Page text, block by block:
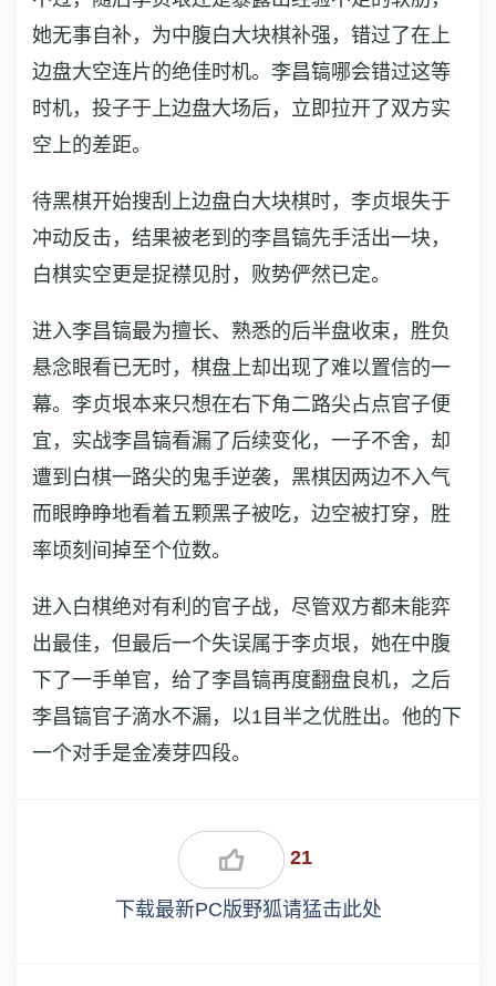
她无事自补，为中腹白大块棋补强，错过了在上
边盘大空连片的绝佳时机。李昌镐哪会错过这等
时机，投子于上边盘大场后，立即拉开了双方实
空上的差距。
待黑棋开始搜刮上边盘白大块棋时，李贞垠失于
冲动反击，结果被老到的李昌镐先手活出一块，
白棋实空更是捉襟见肘，败势俨然已定。
进入李昌镐最为擅长、熟悉的后半盘收束，胜负
悬念眼看已无时，棋盘上却出现了难以置信的一
幕。李贞垠本来只想在右下角二路尖占点官子便
宜，实战李昌镐看漏了后续变化，一子不舍，却
遭到白棋一路尖的鬼手逆袭，黑棋因两边不入气
而眼睁睁地看着五颗黑子被吃，边空被打穿，胜
率顷刻间掉至个位数。
进入白棋绝对有利的官子战，尽管双方都未能弈
出最佳，但最后一个失误属于李贞垠，她在中腹
下了一手单官，给了李昌镐再度翻盘良机，之后
李昌镐官子滴水不漏，以1目半之优胜出。他的下
一个对手是金凑芽四段。
21
下载最新PC版野狐请猛击此处